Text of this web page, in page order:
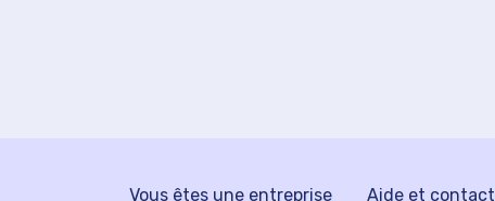
Vous êtes une entreprise Aide et contact